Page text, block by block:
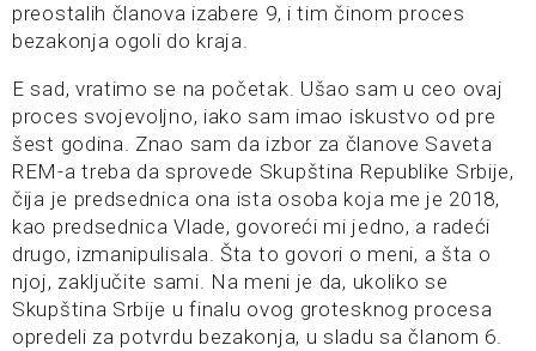
preostalih članova izabere 9, i tim činom proces
bezakonja ogoli do kraja.
E sad, vratimo se na početak. Ušao sam u ceo ovaj
proces svojevoljno, iako sam imao iskustvo od pre
šest godina. Znao sam da izbor za članove Saveta
REM-a treba da sprovede Skupština Republike Srbije,
čija je predsednica ona ista osoba koja me je 2018,
kao predsednica Vlade, govoreći mi jedno, a radeći
drugo, izmanipulisala. Šta to govori o meni, a šta o
njoj, zaključite sami. Na meni je da, ukoliko se
Skupština Srbije u finalu ovog grotesknog procesa
opredeli za potvrdu bezakonja, u sladu sa članom 6.